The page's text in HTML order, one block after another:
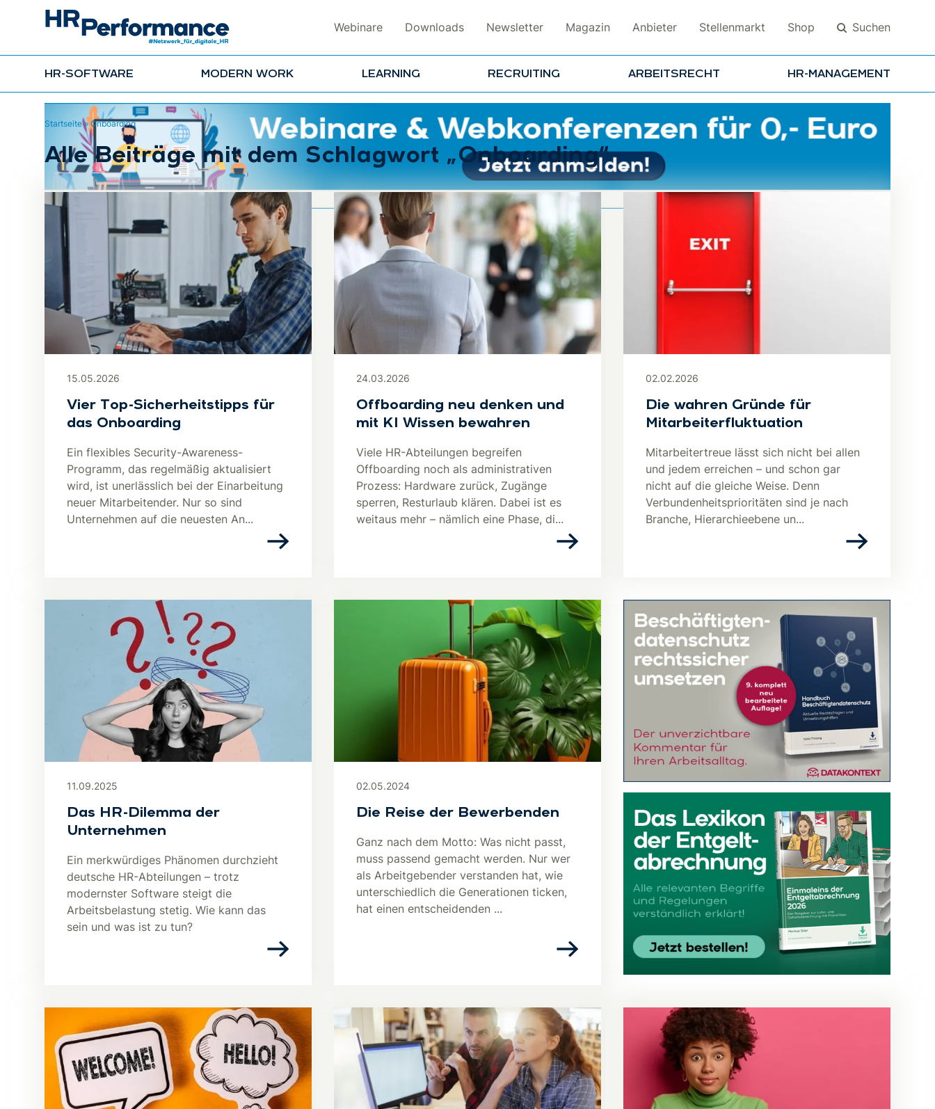
Webinare Downloads Newsletter Magazin Anbieter Stellenmarkt Shop Suchen
HR-SOFTWARE MODERN WORK LEARNING RECRUITING ARBEITSRECHT HR-MANAGEMENT
Suchen
Startseite»Onboarding
Alle Beiträge mit dem Schlagwort „Onboarding“
15.05.2026
Vier Top-Sicherheitstipps für
das Onboarding
Ein flexibles Security-Awareness-
Programm, das regelmäßig aktualisiert
wird, ist unerlässlich bei der Einarbeitung
neuer Mitarbeitender. Nur so sind
Unternehmen auf die neuesten An...
24.03.2026
Offboarding neu denken und
mit KI Wissen bewahren
Viele HR-Abteilungen begreifen
Offboarding noch als administrativen
Prozess: Hardware zurück, Zugänge
sperren, Resturlaub klären. Dabei ist es
weitaus mehr – nämlich eine Phase, di...
02.02.2026
Die wahren Gründe für
Mitarbeiterfluktuation
Mitarbeitertreue lässt sich nicht bei allen
und jedem erreichen – und schon gar
nicht auf die gleiche Weise. Denn
Verbundenheitsprioritäten sind je nach
Branche, Hierarchieebene un...
11.09.2025
Das HR-Dilemma der
Unternehmen
Ein merkwürdiges Phänomen durchzieht
deutsche HR-Abteilungen – trotz
modernster Software steigt die
Arbeitsbelastung stetig. Wie kann das
sein und was ist zu tun?
02.05.2024
Die Reise der Bewerbenden
Ganz nach dem Motto: Was nicht passt,
muss passend gemacht werden. Nur wer
als Arbeitgebender verstanden hat, wie
unterschiedlich die Generationen ticken,
hat einen entscheidenden ...